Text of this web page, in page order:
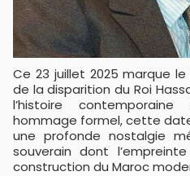
Ce 23 juillet 2025 marque le vingt-sixième anniversaire
de la disparition du Roi
l’histoire
hommage formel, cette
une profonde nostalgie
souverain dont
construction du Maroc